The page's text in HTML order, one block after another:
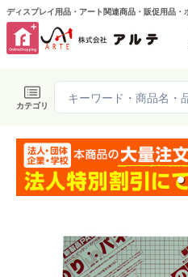
カテゴリ